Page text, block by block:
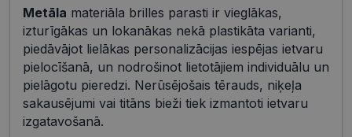
Metāla materiāla brilles parasti ir vieglākas,
izturīgākas un lokanākas nekā plastikāta varianti,
piedāvājot lielākas personalizācijas iespējas ietvaru
pielocīšanā, un nodrošinot lietotājiem individuālu un
pielāgotu pieredzi. Nerūsējošais tērauds, niķeļa
sakausējumi vai titāns bieži tiek izmantoti ietvaru
izgatavošanā.